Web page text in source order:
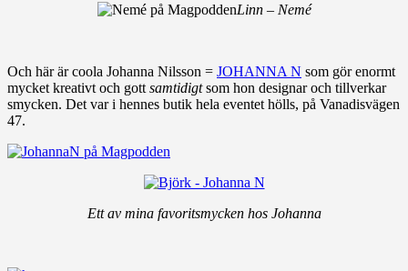
Linn – Nemé
Och här är coola Johanna Nilsson = JOHANNA N som gör enormt
mycket kreativt och gott samtidigtsom hon designar och tillverkar
smycken. Det var i hennes butik hela eventet hölls, på Vanadisvägen
47.
Ett av mina favoritsmycken hos Johanna